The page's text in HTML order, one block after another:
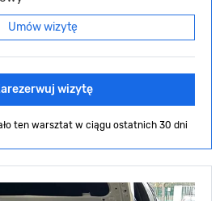
Umów wizytę
wizytę
ten warsztat w ciągu ostatnich 30 dni